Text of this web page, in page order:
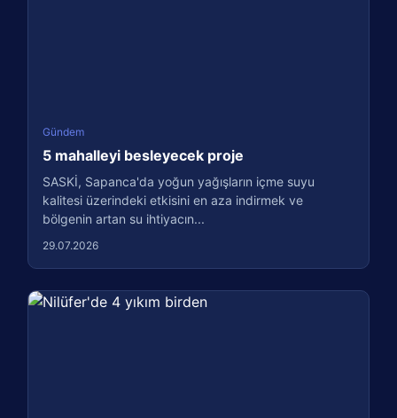
Gündem
5 mahalleyi besleyecek proje
SASKİ, Sapanca'da yoğun yağışların içme suyu
kalitesi üzerindeki etkisini en aza indirmek ve
bölgenin artan su ihtiyacın...
29.07.2026